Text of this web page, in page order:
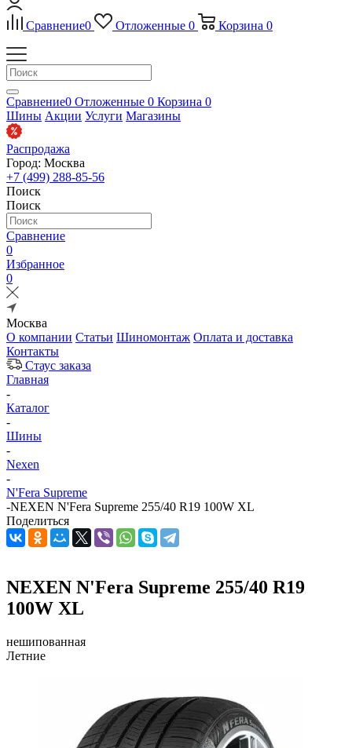
Сравнение0 Отложенные 0 Корзина 0
Сравнение0 Отложенные 0 Корзина 0
Шины Акции Услуги Магазины
Распродажа
Город: Москва
+7 (499) 288-85-56
Поиск
Поиск
Сравнение
0
Избранное
0
Москва
О компании Статьи Шиномонтаж Оплата и доставка
Контакты
Стаус заказа
Главная
-
Каталог
-
Шины
-
Nexen
-
N'Fera Supreme
-NEXEN N'Fera Supreme 255/40 R19 100W XL
Поделиться
NEXEN N'Fera Supreme 255/40 R19
100W XL
нешипованная
Летние